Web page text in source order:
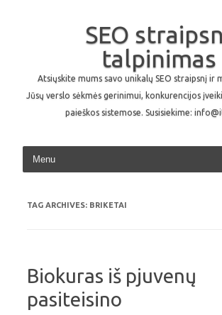
SEO
talpinimas
Atsiųskite mums savo unikalų SEO straipsnį ir
Jūsų verslo sėkmės gerinimui, konkurencijos
paieškos sistemose. Susisiekime:
Skip to
TAG ARCHIVES: BRIKETAI
Biokuras iš pjuvenų
pasiteisino